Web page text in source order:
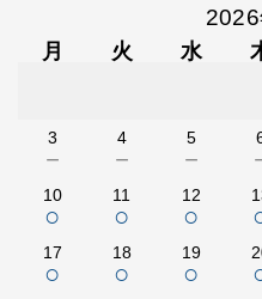
2026
月 火 水
3
－
4
－
5
－
10
○
11
○
12
○
17
○
18
○
19
○